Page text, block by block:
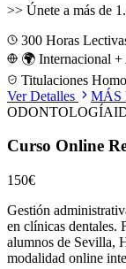
>> Únete a más de
300 Horas
🌍 Internacional
Titulaciones
Ver Detalles
MÁS
ODONTOLOGÍA
Curso Online
150€
Gestión
en clínicas dentales.
alumnos de Sevilla,
modalidad online